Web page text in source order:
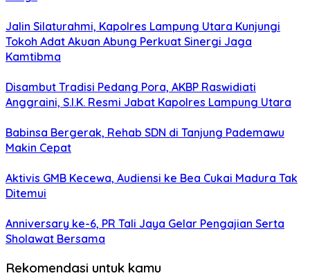
Jalin Silaturahmi, Kapolres Lampung Utara Kunjungi
Tokoh Adat Akuan Abung Perkuat Sinergi Jaga
Kamtibma
Disambut Tradisi Pedang Pora, AKBP Raswidiati
Anggraini, S.I.K. Resmi Jabat Kapolres Lampung Utara
Babinsa Bergerak, Rehab SDN di Tanjung Pademawu
Makin Cepat
Aktivis GMB Kecewa, Audiensi ke Bea Cukai Madura Tak
Ditemui
Anniversary ke-6, PR Tali Jaya Gelar Pengajian Serta
Sholawat Bersama
Rekomendasi untuk kamu